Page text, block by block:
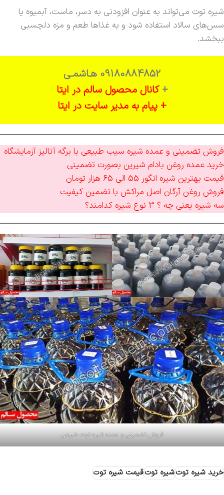
شیره توت می‌تواند به عنوان افزودنی به دسر، ماست، آبمیوه یا
سس‌های سالاد استفاده شود و به غذاها طعم و مزه دلچسبی
ببخشد.
09180884852 هـاشمـی
+کانال محصول سالم در ایتا
+ پیام به مدیر سایت در ایتا
فروش تضمینی و عمده شیره سیب طبیعی با برگه آنالیز آزمایشگاه
خرید عمده روغن بادام شیرین بصورت تضمینی
قیمت بهترین شیره انگور 55 الی 65 هزار تومان
فروش روغن آرگان اصل مراکش با تضمین کیفیت
سه شیره یعنی چه ؟ 3 نوع شیره کدامند؟
فروش تضمینی و عمده شیره توت طبیعی
خرید شیره توتشیره توتقیمت شیره توت